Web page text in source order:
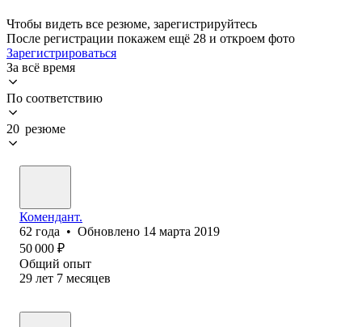
Чтобы видеть все резюме, зарегистрируйтесь
После регистрации покажем ещё 28 и откроем фото
Зарегистрироваться
За всё время
По соответствию
20 резюме
Комендант.
62 года • Обновлено 14 марта 2019
50 000 ₽
Общий опыт
29 лет 7 месяцев